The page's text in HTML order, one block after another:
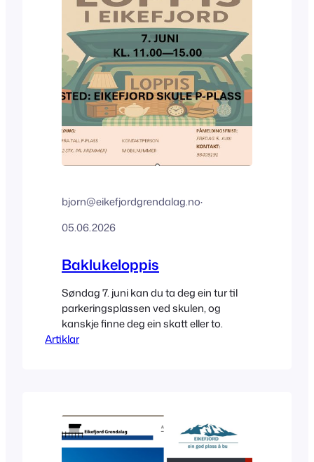
bjorn@eikefjordgrendalag.no·
05.06.2026
Baklukeloppis
Søndag 7. juni kan du ta deg ein tur til
parkeringsplassen ved skulen, og
kanskje finne deg ein skatt eller to.
Artiklar